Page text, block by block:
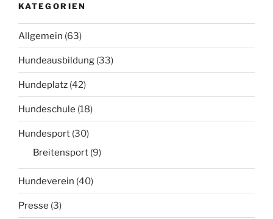
KATEGORIEN
Allgemein (63)
Hundeausbildung (33)
Hundeplatz (42)
Hundeschule (18)
Hundesport (30)
Breitensport (9)
Hundeverein (40)
Presse (3)